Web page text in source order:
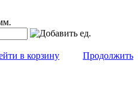
ед.
в корзину
Продолжить